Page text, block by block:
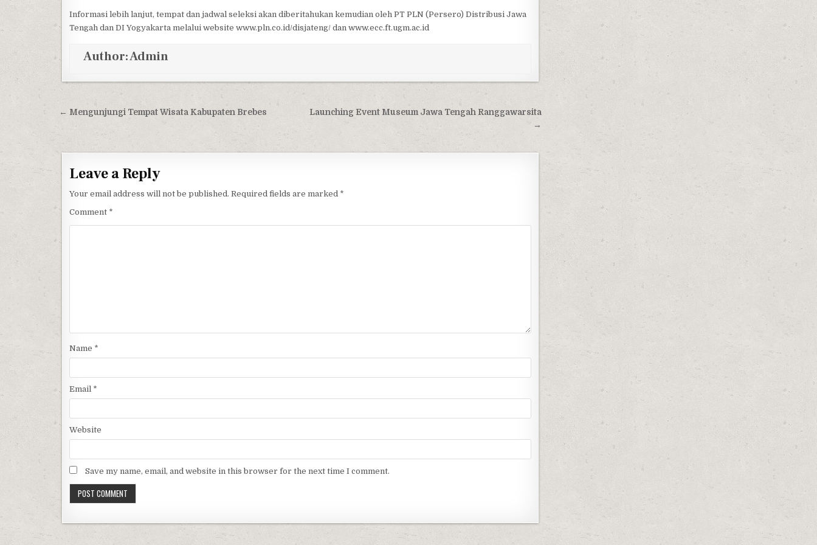
Informasi lebih lanjut, tempat dan jadwal seleksi akan diberitahukan kemudian oleh PT PLN (Persero) Distribusi Jawa
Tengah dan DI Yogyakarta melalui website www.pln.co.id/disjateng/ dan www.ecc.ft.ugm.ac.id
Author:Admin
Post navigation
Launching Event Museum Jawa Tengah Ranggawarsita
→
← Mengunjungi Tempat Wisata Kabupaten Brebes
Leave a Reply
Your email address will not be published. Required fields are marked *
Comment *
Name *
Email *
Website
Save my name, email, and website in this browser for the next time I comment.